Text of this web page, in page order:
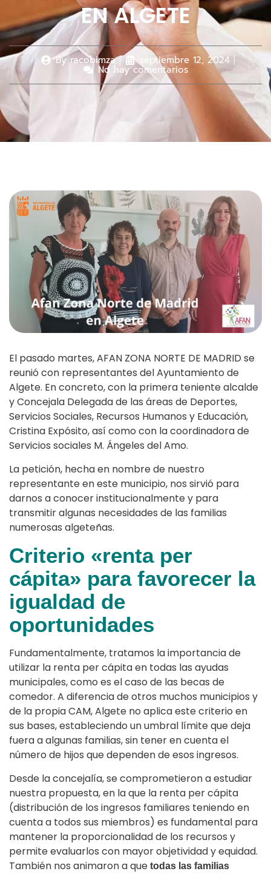
EN ALGETE
Byracobimza septiembre 12, 2024
No hay comentarios
El pasado martes, AFAN ZONA NORTE DE MADRID se
reunió con representantes del Ayuntamiento de
Algete. En concreto, con la primera teniente alcalde
y Concejala Delegada de las áreas de Deportes,
Servicios Sociales, Recursos Humanos y Educación,
Cristina Expósito, así como con la coordinadora de
Servicios sociales M. Ángeles del Amo.
La petición, hecha en nombre de nuestro
representante en este municipio, nos sirvió para
darnos a conocer institucionalmente y para
transmitir algunas necesidades de las familias
numerosas algeteñas.
Criterio «renta per
cápita» para favorecer la
igualdad de
oportunidades
Fundamentalmente, tratamos la importancia de
utilizar la renta per cápita en todas las ayudas
municipales, como es el caso de las becas de
comedor. A diferencia de otros muchos municipios y
de la propia CAM, Algete no aplica este criterio en
sus bases, estableciendo un umbral límite que deja
fuera a algunas familias, sin tener en cuenta el
número de hijos que dependen de esos ingresos.
Desde la concejalía, se comprometieron a estudiar
nuestra propuesta, en la que la renta per cápita
(distribución de los ingresos familiares teniendo en
cuenta a todos sus miembros) es fundamental para
mantener la proporcionalidad de los recursos y
permite evaluarlos con mayor objetividad y equidad.
También nos animaron a que todas las familias